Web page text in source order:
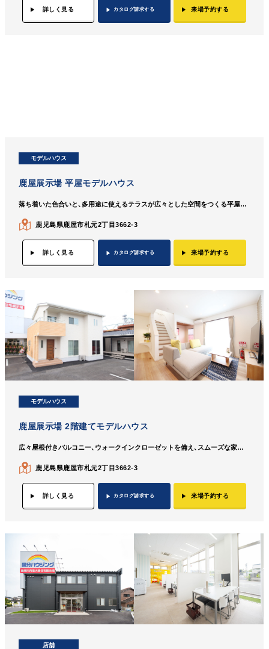
詳しく見る カタログ請求する 来場予約する
鹿屋展示場 平屋モデルハウス
モデルハウス
落ち着いた色合いと、多用途に使えるテラスが広々とした空間をつくる平屋のモデルハウス。
鹿児島県鹿屋市札元2丁目3662-3
詳しく見る カタログ請求する 来場予約する
鹿屋展示場 2階建てモデルハウス
モデルハウス
広々屋根付きバルコニー、ウォークインクローゼットを備え、スムーズな家事動線を実現したコンパクトな2階建てのお家
鹿児島県鹿屋市札元2丁目3662-3
詳しく見る カタログ請求する 来場予約する
店舗